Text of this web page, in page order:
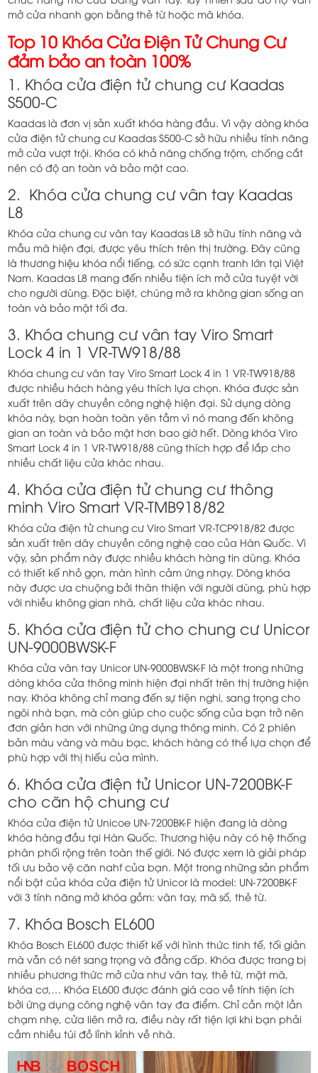
mở cửa nhanh gọn bằng thẻ từ hoặc mã khóa.
Top 10 Khóa Cửa Điện Tử Chung Cư
đảm bảo an toàn 100%
1. Khóa cửa điện tử chung cư Kaadas
S500-C
Kaadas là đơn vị sản xuất khóa hàng đầu. Vì vậy dòng khóa
cửa điện tử chung cư Kaadas S500-C sở hữu nhiều tính năng
mở cửa vượt trội. Khóa có khả năng chống trộm, chống cắt
nên có độ an toàn và bảo mật cao.
2. Khóa cửa chung cư vân tay Kaadas
L8
Khóa cửa chung cư vân tay Kaadas L8 sở hữu tính năng và
mẫu mã hiện đại, được yêu thích trên thị trường. Đây cũng
là thương hiệu khóa nổi tiếng, có sức cạnh tranh lớn tại Việt
Nam. Kaadas L8 mang đến nhiều tiện ích mở cửa tuyệt vời
cho người dùng. Đặc biệt, chúng mở ra không gian sống an
toàn và bảo mật tối đa.
3. Khóa chung cư vân tay Viro Smart
Lock 4 in 1 VR-TW918/88
Khóa chung cư vân tay Viro Smart Lock 4 in 1 VR-TW918/88
được nhiều hách hàng yêu thích lựa chọn. Khóa được sản
xuất trên dây chuyền công nghệ hiện đại. Sử dụng dòng
khóa này, bạn hoàn toàn yên tầm vì nó mang đến không
gian an toàn và bảo mật hơn bao giờ hết. Dòng khóa Viro
Smart Lock 4 in 1 VR-TW918/88 cũng thích hợp để lắp cho
nhiều chất liệu cửa khác nhau.
4. Khóa cửa điện tử chung cư thông
minh Viro Smart VR-TMB918/82
Khóa cửa điện tử chung cư Viro Smart VR-TCP918/82 được
sản xuất trên dây chuyền công nghệ cao của Hàn Quốc. Vì
vậy, sản phẩm này được nhiều khách hàng tin dùng. Khóa
có thiết kế nhỏ gọn, màn hình cảm ứng nhạy. Dòng khóa
này được ưa chuộng bởi thân thiện với người dùng, phù hợp
với nhiều không gian nhà, chất liệu cửa khác nhau.
5. Khóa cửa điện tử cho chung cư Unicor
UN-9000BWSK-F
Khóa cửa vân tay Unicor UN-9000BWSK-F là một trong những
dòng khóa cửa thông minh hiện đại nhất trên thị trường hiện
nay. Khóa không chỉ mang đến sự tiện nghi, sang trọng cho
ngôi nhà bạn, mà còn giúp cho cuộc sống của bạn trở nên
đơn giản hơn với những ứng dụng thông minh. Có 2 phiên
bản màu vàng và màu bạc, khách hàng có thể lựa chọn để
phù hợp với thị hiếu của mình.
6. Khóa cửa điện tử Unicor UN-7200BK-F
cho căn hộ chung cư
Khóa cửa điện tử Unicoe UN-7200BK-F hiện đang là dòng
khóa hàng đầu tại Hàn Quốc. Thương hiệu này có hệ thống
phân phối rộng trên toàn thế giới. Nó được xem là giải pháp
tối ưu bảo vệ căn nahf của bạn. Một trong những sản phẩm
nổi bật của khóa cửa điện tử Unicor là model: UN-7200BK-F
với 3 tính năng mở khóa gồm: vân tay, mã số, thẻ từ.
7. Khóa Bosch EL600
Khóa Bosch EL600 được thiết kế với hình thức tinh tế, tối giản
mà vẫn có nét sang trọng và đẳng cấp. Khóa được trang bị
nhiều phương thức mở cửa như vân tay, thẻ từ, mật mã,
khóa cơ,… Khóa EL600 được đánh giá cao về tính tiện ích
bởi ứng dụng công nghệ vân tay đa điểm. Chỉ cần một lần
chạm nhẹ, cửa liên mở ra, điều này rất tiện lợi khi bạn phải
cầm nhiều túi đồ lỉnh kỉnh về nhà.